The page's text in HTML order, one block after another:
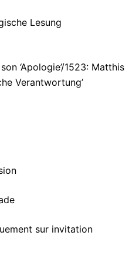
Lesung
‘Apologie’/1523: Matthis
Verantwortung’
sur invitation